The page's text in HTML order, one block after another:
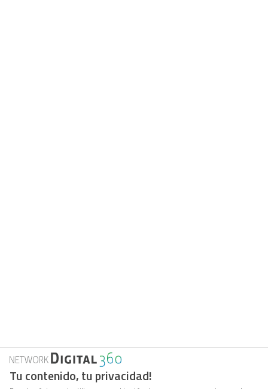
Tu contenido, tu privacidad!